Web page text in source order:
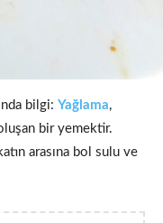
bilgi: Yağlama,
bir yemektir.
arasına bol sulu ve